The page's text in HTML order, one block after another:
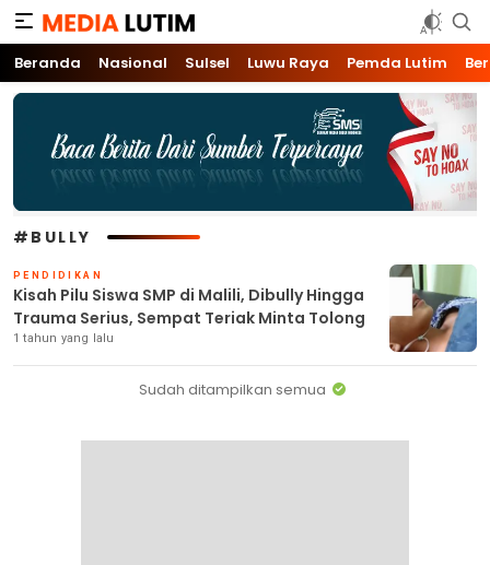
Media Lutim
Info untuk Lutim
Beranda Nasional Sulsel Luwu Raya Pemda Lutim
#BULLY
PENDIDIKAN
Kisah Pilu Siswa SMP di Malili, Dibully Hingga
Trauma Serius, Sempat Teriak Minta Tolong
1 tahun yang lalu
Sudah ditampilkan semua